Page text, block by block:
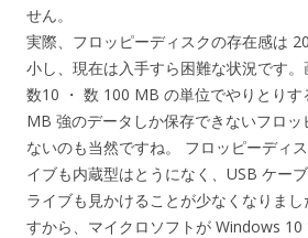
せん。
実際、フロッピーディスクの存在感は
小し、現在は入手すら困難な状況です。
数10 ・ 数 100 MB の単位でやりとりす
MB 強のデータしか保存できないフロ
ないのも当然ですね。 フロッピーディ
イブも内蔵型はとうになく、USB ケー
ライブも見かけることが少なくなりま
すから、マイクロソフトが Windows 10